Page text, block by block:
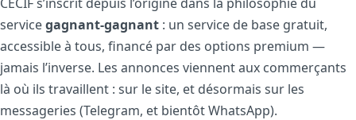
servicegagnant-gagnant : un service de base gratuit,
accessible à tous, financé par des options premium —
jamais l’inverse. Les annonces viennent aux commerçants
là où ils travaillent : sur le site, et désormais sur les
messageries (Telegram, et bientôt WhatsApp).